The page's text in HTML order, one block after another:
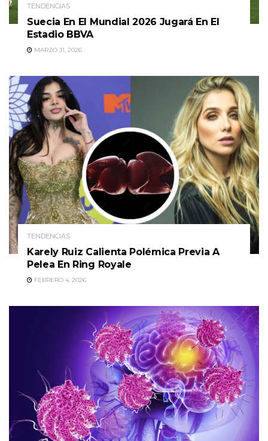
TENDENCIAS
Suecia En El Mundial 2026 Jugará En El
Estadio BBVA
MARZO 31, 2026
TENDENCIAS
Karely Ruiz Calienta Polémica Previa A
Pelea En Ring Royale
FEBRERO 4, 2026